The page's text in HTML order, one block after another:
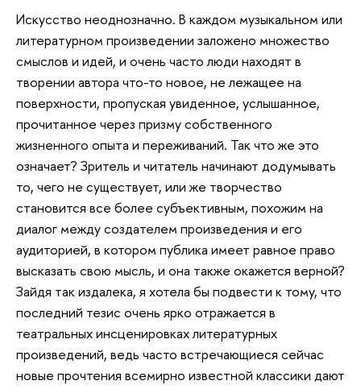
Искусство неоднозначно. В каждом музыкальном или
литературном произведении заложено множество
смыслов и идей, и очень часто люди находят в
творении автора что-то новое, не лежащее на
поверхности, пропуская увиденное, услышанное,
прочитанное через призму собственного
жизненного опыта и переживаний. Так что же это
означает? Зритель и читатель начинают додумывать
то, чего не существует, или же творчество
становится все более субъективным, похожим на
диалог между создателем произведения и его
аудиторией, в котором публика имеет равное право
высказать свою мысль, и она также окажется верной?
Зайдя так издалека, я хотела бы подвести к тому, что
последний тезис очень ярко отражается в
театральных инсценировках литературных
произведений, ведь часто встречающиеся сейчас
новые прочтения всемирно известной классики дают